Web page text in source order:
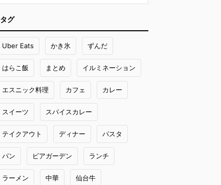
タグ
Uber Eats かき氷 ずんだ
はらこ飯 まとめ イルミネーション
エスニック料理 カフェ カレー
スイーツ スパイスカレー
テイクアウト ディナー パスタ
パン ビアガーデン ランチ
ラーメン 中華 仙台牛